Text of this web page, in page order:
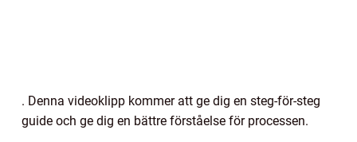
. Denna videoklipp kommer att ge dig en steg-för-steg
guide och ge dig en bättre förståelse för processen.